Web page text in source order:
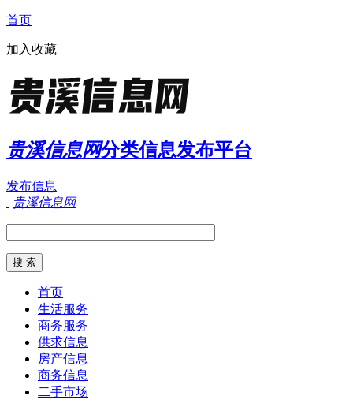
首页
加入收藏
贵溪信息网分类信息发布平台
发布信息
贵溪信息网
首页
生活服务
商务服务
供求信息
房产信息
商务信息
二手市场